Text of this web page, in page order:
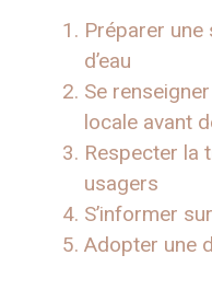
Préparer
d’eau
Se
locale avant
Respecter la
usagers
S’informer
Adopter une